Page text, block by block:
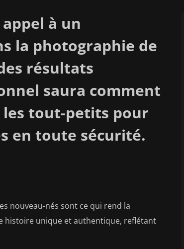
à un
la photographie de
résultats
saura comment
tout-petits pour
en toute sécurité.
nouveau-nés sont ce qui rend la
histoire unique et authentique, reflétant